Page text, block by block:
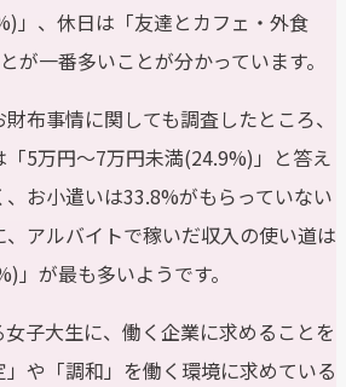
」、休日は「友達とカフェ・外食
が一番多いことが分かっています。
布事情に関しても調査したところ、
5万円～7万円未満(24.9%)」と答え
お小遣いは33.8%がもらっていない
アルバイトで稼いだ収入の使い道は
」が最も多いようです。
子大生に、働く企業に求めることを
や「調和」を働く環境に求めている